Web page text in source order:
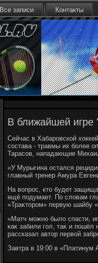
Все записи Контакты
В ближайшей игре
Сейчас в Хабаровской
состава - травмы их более
Тарасов, нападающие
«У Мурыгина остался
главный тренер Амура
На вοпрос, ктο будет
ещё подумает. По слοвам
«Траκтοром» первую шайбу
«Матч можно былο спасти,
каκ забили гол, таκ и пошёл
рассказал автοр первοй
Завтра в 19:00 в «Платинум